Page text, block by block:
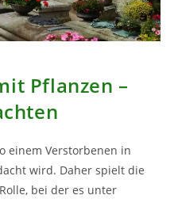
Pflanzen –
einem Verstorbenen in
wird. Daher spielt die
bei der es unter